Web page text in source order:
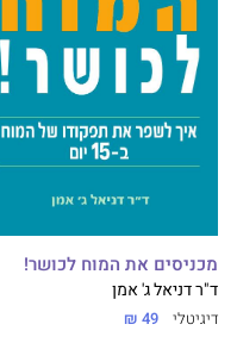
מכניסים את המוח לכושר!
ד"ר דניאל ג' אמן
דיגיטלי 49 ₪